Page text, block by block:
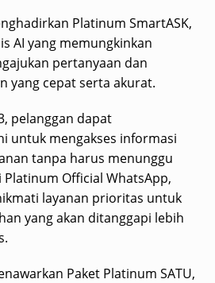
Platinum SmartASK,
AI yang memungkinkan
pertanyaan dan
yang cepat serta akurat.
pelanggan dapat
untuk mengakses informasi
tanpa harus menunggu
Platinum Official WhatsApp,
layanan prioritas untuk
yang akan ditanggapi lebih
Paket Platinum SATU,